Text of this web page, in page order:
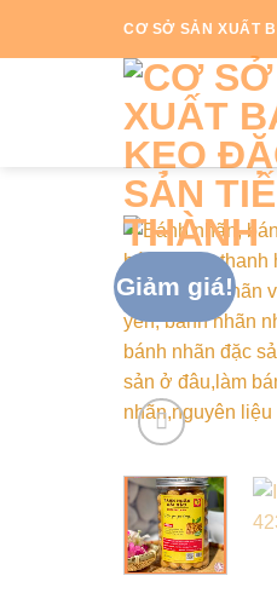
CƠ SỞ SẢN XUẤT
Giảm giá!